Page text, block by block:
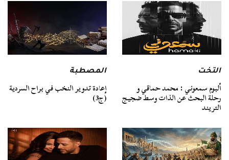
التخت
ألبوم سمعوني : محمد حماقي و
رحلة البحث عن الذات وسط ضجيج
التريند
المصطبة
إعادة تدوير النخب في براح السردية
(ج3)